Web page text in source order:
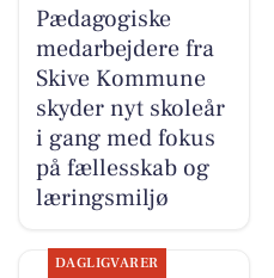
Pædagogiske
medarbejdere fra
Skive Kommune
skyder nyt skoleår
i gang med fokus
på fællesskab og
læringsmiljø
DAGLIGVARER